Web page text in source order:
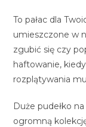
To pałac dla
umieszczone w
zgubić się czy
haftowanie,
rozplątywania
Duże pudełko
ogromną